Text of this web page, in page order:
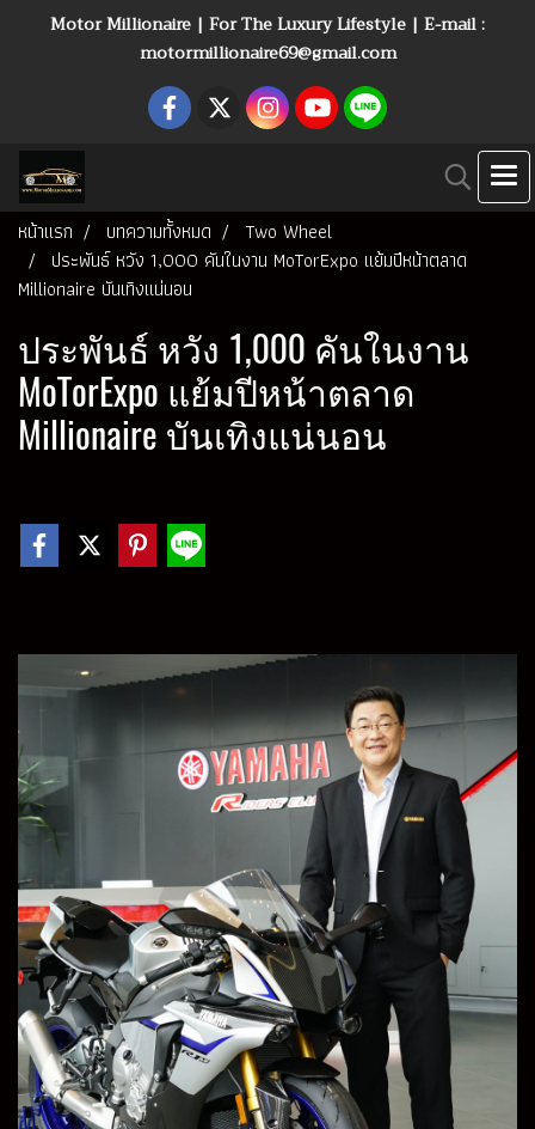
Motor Millionaire | For The Luxury Lifestyle | E-mail :
motormillionaire69@gmail.com
หน้าแรก บทความทั้งหมด
Two Wheel
ประพันธ์ หวัง 1,000 คันในงาน MoTorExpo แย้มปีหน้าตลาด
Millionaire บันเทิงแน่นอน
ประพันธ์ หวัง 1,000 คันในงาน
MoTorExpo แย้มปีหน้าตลาด
Millionaire บันเทิงแน่นอน